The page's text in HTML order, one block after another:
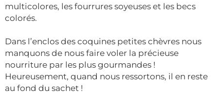
multicolores, les fourrures soyeuses et les becs
colorés.
Dans l’enclos des coquines petites chèvres nous
manquons de nous faire voler la précieuse
nourriture par les plus gourmandes !
Heureusement, quand nous ressortons, il en reste
au fond du sachet !